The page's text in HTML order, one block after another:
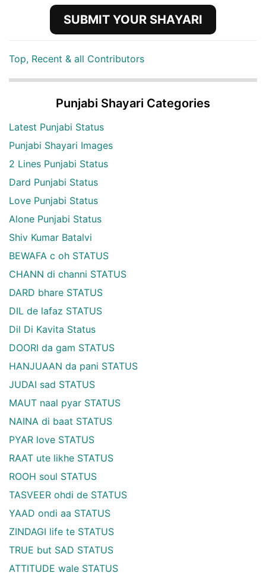
SUBMIT YOUR SHAYARI
Top, Recent & all Contributors
Punjabi Shayari Categories
Latest Punjabi Status
Punjabi Shayari Images
2 Lines Punjabi Status
Dard Punjabi Status
Love Punjabi Status
Alone Punjabi Status
Shiv Kumar Batalvi
BEWAFA c oh STATUS
CHANN di channi STATUS
DARD bhare STATUS
DIL de lafaz STATUS
Dil Di Kavita Status
DOORI da gam STATUS
HANJUAAN da pani STATUS
JUDAI sad STATUS
MAUT naal pyar STATUS
NAINA di baat STATUS
PYAR love STATUS
RAAT ute likhe STATUS
ROOH soul STATUS
TASVEER ohdi de STATUS
YAAD ondi aa STATUS
ZINDAGI life te STATUS
TRUE but SAD STATUS
ATTITUDE wale STATUS